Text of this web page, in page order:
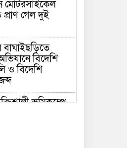
মোটরসাইকেল
গেল দুই
বাঘাইছড়িতে
বিদেশি
ও বিদেশি
ভূমিকম্পে